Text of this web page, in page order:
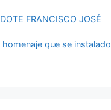
FRANCISCO JOSÉ
que se instalado